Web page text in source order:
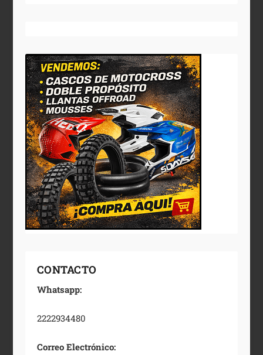
CONTACTO
Whatsapp:
2222934480
Correo Electrónico: